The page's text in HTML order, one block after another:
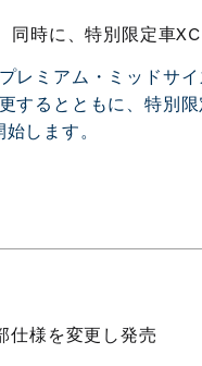
時に、特別限定車
レミアム・ミッドサ
するとともに、特別
します。
仕様を変更し発売